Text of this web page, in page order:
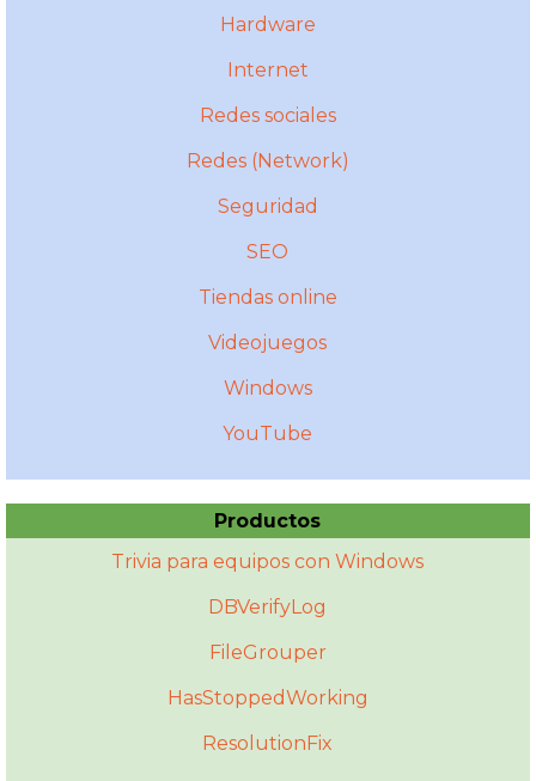
Hardware
Internet
Redes sociales
Redes (Network)
Seguridad
SEO
Tiendas online
Videojuegos
Windows
YouTube
Productos
Trivia para equipos con Windows
DBVerifyLog
FileGrouper
HasStoppedWorking
ResolutionFix